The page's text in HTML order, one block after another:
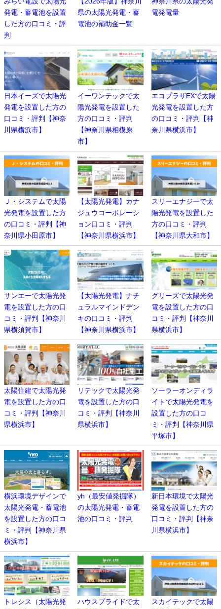
発電・蓄電池を設置
した方の口コミ・評
判
県の太陽光発電・蓄
電池の補助金一覧
電発電量
日本イーズで太陽光
発電を設置した方の
口コミ・評判【神奈
川県横浜市】
イーワンテックで太
陽光発電を設置した
方の口コミ・評判
【神奈川県相模原
市】
エコプラザEXで太陽
光発電を設置した方
の口コミ・評判【神
奈川県横浜市】
Ｊ・システムで太陽
光発電を設置した方
の口コミ・評判【神
奈川県小田原市】
【太陽光発電】カナ
ジュウコーポレーシ
ョン口コミ・評判
【神奈川県横浜市】
スリーエナジーで太
陽光発電を設置した
方の口コミ・評判
【神奈川県大和市】
サンエーで太陽光発
電を設置した方の口
コミ・評判【神奈川
県横須賀市】
【太陽光発電】ナチ
ュラルマインドデン
キの口コミ・評判
【神奈川県横浜市】
グリーズで太陽光発
電を設置した方の口
コミ・評判【神奈川
県横浜市】
太陽住建で太陽光発
電を設置した方の口
コミ・評判【神奈川
県横浜市】
リテックで太陽光発
電を設置した方の口
コミ・評判【神奈川
県横浜市】
ソーラーオンディラ
イトで太陽光発電を
設置した方の口コ
ミ・評判【神奈川県
平塚市】
横浜環境デザインで
太陽光発電・蓄電池
を設置した方の口コ
ミ・評判【神奈川県
横浜市】
yh（最安値発掘隊）
の太陽光発電・蓄電
池の口コミ・評判
新日本環境で太陽光
発電を設置した方の
口コミ・評判【神奈
川県横浜市】
トレシス（太陽光発
ハウスプライドで太
スカイテックで太陽